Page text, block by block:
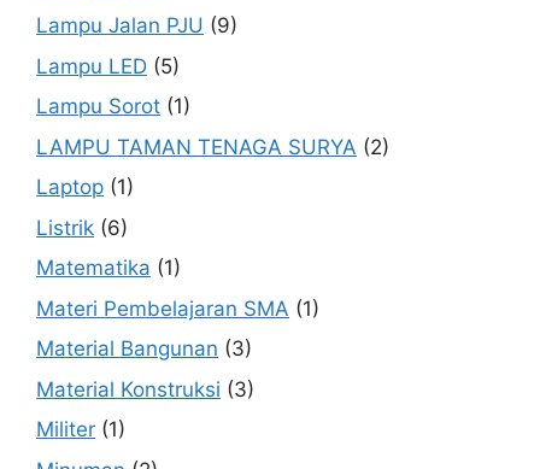
Lampu Jalan PJU (9)
Lampu LED (5)
Lampu Sorot (1)
LAMPU TAMAN TENAGA SURYA (2)
Laptop (1)
Listrik (6)
Matematika (1)
Materi Pembelajaran SMA (1)
Material Bangunan (3)
Material Konstruksi (3)
Militer (1)